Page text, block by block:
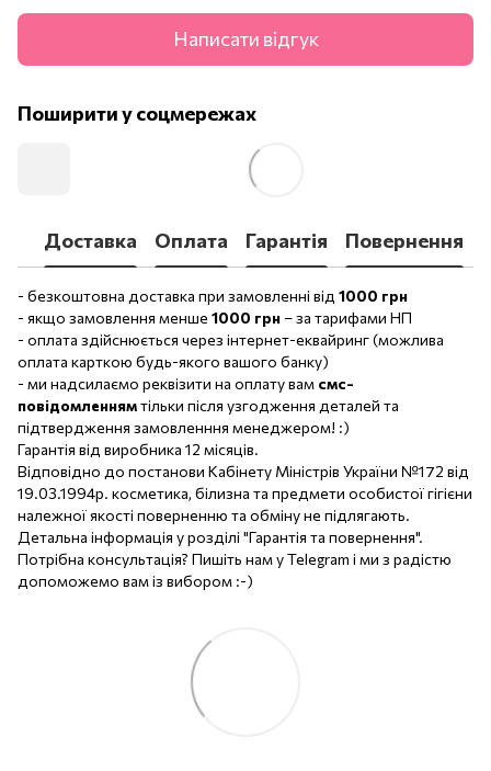
Написати відгук
Поширити у соцмережах
Доставка Оплата Гарантія Повернення
- безкоштовна доставка при замовленні від 1000 грн
- якщо замовлення менше 1000 грн– за тарифами НП
- оплата здійснюється через інтернет-еквайринг (можлива
оплата карткою будь-якого вашого банку)
- ми надсилаємо реквізити на оплату вам смс-
повідомленнямтільки після узгодження деталей та
підтвердження замовленння менеджером! :)
Гарантія від виробника 12 місяців.
Відповідно до постанови Кабінету Міністрів України №172 від
19.03.1994р. косметика, білизна та предмети особистої гігієни
належної якості поверненню та обміну не підлягають.
Детальна інформація у розділі "Гарантія та повернення".
Потрібна консультація? Пишіть нам у Telegram і ми з радістю
допоможемо вам із вибором :-)